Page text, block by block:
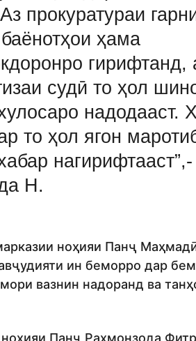
прокуратураи
ҳама
гирифтанд,
судӣ то ҳол
надодааст.
то ҳол ягон
Н.
ноҳияи Панҷ
ин беморро дар
вазнин надоранд ва
Панҷ Раҳмонзода